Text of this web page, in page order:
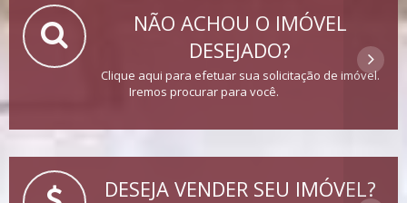
NÃO ACHOU O IMÓVEL
DESEJADO?
Clique aqui para efetuar sua solicitação de imóvel.
Iremos procurar para você.
DESEJA VENDER SEU IMÓVEL?